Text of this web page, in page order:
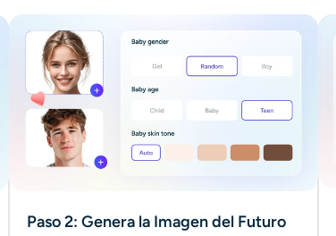
Paso 2: Genera la Imagen del Futuro